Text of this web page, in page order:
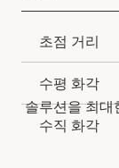
속
성
설
명
속
성
값
초점 거리
수평 화각
수직 화각
솔루션을 최대